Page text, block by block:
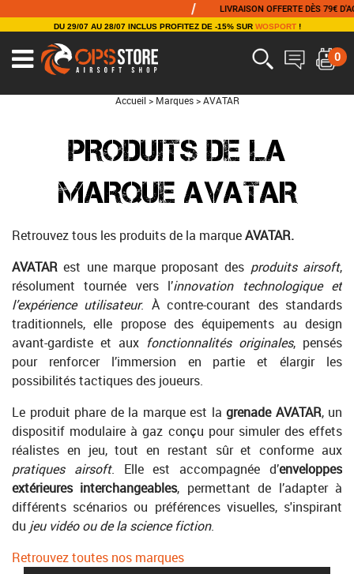
LIVRAISON OFFERTE DÈS 79€
DU 29/07 AU 28/07 INCLUS PROFITEZ DE -15% SUR WOSPORT!
0
Accueil > Marques > AVATAR
PRODUITS DE LA
MARQUE AVATAR
Retrouvez tous les produits de la marqueAVATAR.
AVATARest une marque proposant des produits airsoft,
résolument tournée vers l’innovation technologique et
l’expérience utilisateur. À contre-courant des standards
traditionnels, elle propose des équipements au design
avant-gardiste et aux fonctionnalités originales, pensés
pour renforcer l’immersion en partie et élargir les
possibilités tactiques des joueurs.
Le produit phare de la marque est la grenade AVATAR, un
dispositif modulaire à gaz conçu pour simuler des effets
réalistes en jeu, tout en restant sûr et conforme aux
pratiques airsoft. Elle est accompagnée d’enveloppes
extérieures interchangeables, permettant de l’adapter à
différents scénarios ou préférences visuelles, s'inspirant
du jeu vidéo ou de la science fiction.
Retrouvez toutes nos marques